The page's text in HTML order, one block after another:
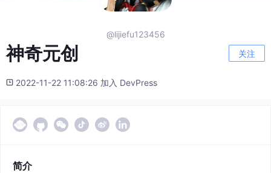
@lijiefu123456
神奇元创 关注
2022-11-22 11:08:26 加入 DevPress
简介